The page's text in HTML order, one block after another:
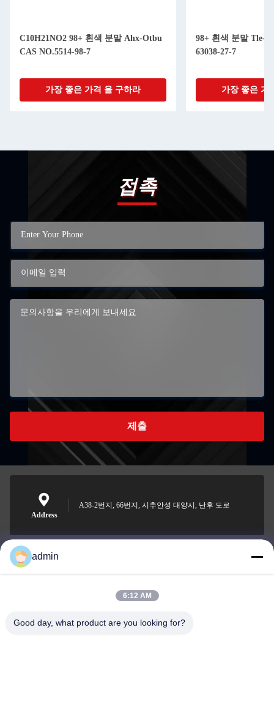
C10H21NO2 98+ 흰색 분말 Ahx-Otbu
CAS NO.5514-98-7
가장 좋은 가격 을 구하라
98+ 흰색 분말 Tle-
63038-27-7
가장 좋은 가
접촉
제출
Address
A38-2번지, 66번지, 시추안성 대양시, 난후 도로
Nero@enlaibio.com
admin
6:12 AM
Good day, what product are you looking for?